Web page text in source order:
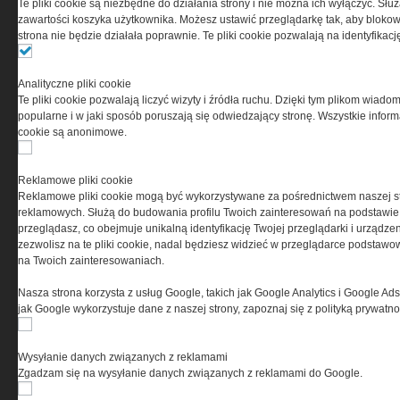
0000537655, NIP 1132860378, REGON 146393437
(zwana dalej Grupa MEDIUM) w postaci Regulaminu.
Ta witryna wykorzystuje pliki cookies do przechowywania
informacji na Twoim komputerze. Pliki cookies stosujemy
w celu świadczenia usług na najwyższym poziomie,
w tym w sposób dostosowany do indywidualnych potrzeb.
cookies oznacza, że będą one zamieszczane w Twoim
urządzeniu końcowym. W każdym momencie możesz
dokonać zmiany ustawień przeglądarki dotyczących
serwisu prosimy o zapoznanie się z naszą
prywatności
oraz informacją o cookies
Te pliki cookie są niezbędne do działania strony i nie można ich wyłączyć.
zawartości koszyka użytkownika. Możesz ustawić przeglądarkę tak, aby
strona nie będzie działała poprawnie. Te pliki cookie pozwalają na
Analityczne pliki cookie
Te pliki cookie pozwalają liczyć wizyty i źródła ruchu. Dzięki tym plikom
popularne i w jaki sposób poruszają się odwiedzający stronę. Wszystkie
cookie są anonimowe.
Reklamowe pliki cookie
Reklamowe pliki cookie mogą być wykorzystywane za pośrednictwem naszej
reklamowych. Służą do budowania profilu Twoich zainteresowań na
przeglądasz, co obejmuje unikalną identyfikację Twojej przeglądarki i
zezwolisz na te pliki cookie, nadal będziesz widzieć w przeglądarce
na Twoich zainteresowaniach.
Nasza strona korzysta z usług Google, takich jak Google Analytics i Google
jak Google wykorzystuje dane z naszej strony, zapoznaj się z polityką
Wysyłanie danych związanych z reklamami
Zgadzam się na wysyłanie danych związanych z reklamami do Google.